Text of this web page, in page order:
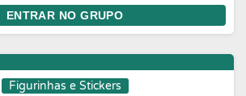
ENTRAR NO GRUPO
Figurinhas e Stickers